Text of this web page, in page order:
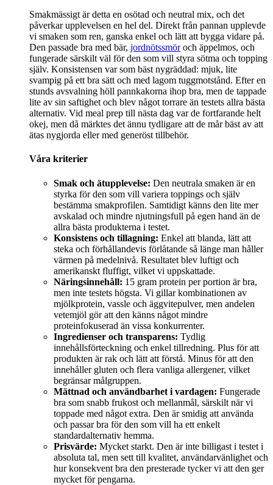
Smakmässigt är detta en osötad och neutral mix, och det
påverkar upplevelsen en hel del. Direkt från pannan upplevde
vi smaken som ren, ganska enkel och lätt att bygga vidare på.
Den passade bra med bär, jordnötssmöroch äppelmos, och
fungerade särskilt väl för den som vill styra sötma och topping
själv. Konsistensen var som bäst nygräddad: mjuk, lite
svampig på ett bra sätt och med lagom tuggmotstånd. Efter en
stunds avsvalning höll pannkakorna ihop bra, men de tappade
lite av sin saftighet och blev något torrare än testets allra bästa
alternativ. Vid meal prep till nästa dag var de fortfarande helt
okej, men då märktes det ännu tydligare att de mår bäst av att
ätas nygjorda eller med generöst tillbehör.
Våra kriterier
Smak och ätupplevelse: Den neutrala smaken är en
styrka för den som vill variera toppings och själv
bestämma smakprofilen. Samtidigt känns den lite mer
avskalad och mindre njutningsfull på egen hand än de
allra bästa produkterna i testet.
Konsistens och tillagning: Enkel att blanda, lätt att
steka och förhållandevis förlåtande så länge man håller
värmen på medelnivå. Resultatet blev luftigt och
amerikanskt fluffigt, vilket vi uppskattade.
Näringsinnehåll: 15 gram protein per portion är bra,
men inte testets högsta. Vi gillar kombinationen av
mjölkprotein, vassle och äggvitepulver, men andelen
vetemjöl gör att den känns något mindre
proteinfokuserad än vissa konkurrenter.
Ingredienser och transparens: Tydlig
innehållsförteckning och enkel tillredning. Plus för att
produkten är rak och lätt att förstå. Minus för att den
innehåller gluten och flera vanliga allergener, vilket
begränsar målgruppen.
Mättnad och användbarhet i vardagen: Fungerade
bra som snabb frukost och mellanmål, särskilt när vi
toppade med något extra. Den är smidig att använda
och passar bra för den som vill ha ett enkelt
standardalternativ hemma.
Prisvärde: Mycket starkt. Den är inte billigast i testet i
absoluta tal, men sett till kvalitet, användarvänlighet och
hur konsekvent bra den presterade tycker vi att den ger
mycket för pengarna.